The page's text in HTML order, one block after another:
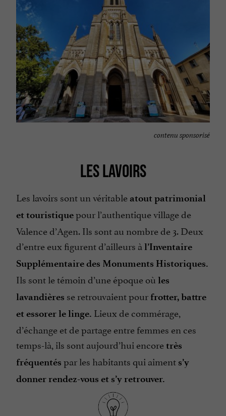
contenu sponsorisé
LES LAVOIRS
Les lavoirs sont un véritable atout patrimonial
et touristiquepour l’authentique village de
Valence d’Agen. Ils sont au nombre de 3. Deux
d’entre eux figurent d’ailleurs à l’Inventaire
Supplémentaire des Monuments Historiques.
Ils sont le témoin d’une époque où les
lavandières se retrouvaient pour frotter, battre
et essorer le linge. Lieux de commérage,
d’échange et de partage entre femmes en ces
temps-là, ils sont aujourd’hui encoretrès
fréquentés par les habitants qui aiment s’y
donner rendez-vous et s’y retrouver.